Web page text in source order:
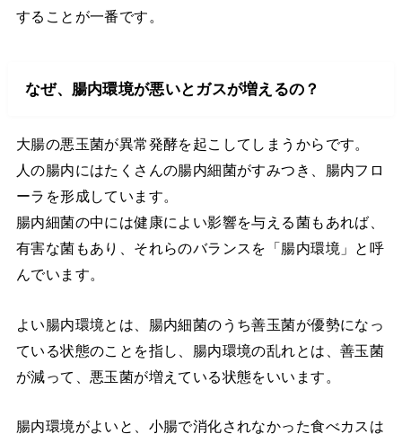
することが一番です。
なぜ、腸内環境が悪いとガスが増えるの？
大腸の悪玉菌が異常発酵を起こしてしまうからです。
人の腸内にはたくさんの腸内細菌がすみつき、腸内フロ
ーラを形成しています。
腸内細菌の中には健康によい影響を与える菌もあれば、
有害な菌もあり、それらのバランスを「腸内環境」と呼
んでいます。
よい腸内環境とは、腸内細菌のうち善玉菌が優勢になっ
ている状態のことを指し、腸内環境の乱れとは、善玉菌
が減って、悪玉菌が増えている状態をいいます。
腸内環境がよいと、小腸で消化されなかった食べカスは